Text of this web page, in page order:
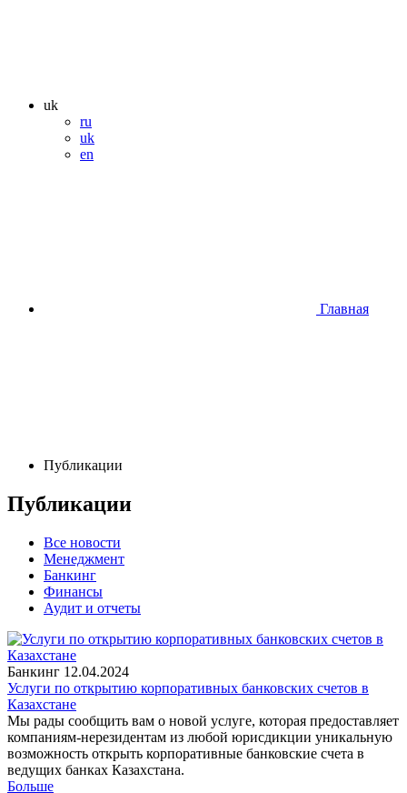
uk
ru
uk
en
Главная
Публикации
Публикации
Все новости
Менеджмент
Банкинг
Финансы
Аудит и отчеты
Банкинг 12.04.2024
Услуги по открытию корпоративных банковских счетов в
Казахстане
Мы рады сообщить вам о новой услуге, которая предоставляет
компаниям-нерезидентам из любой юрисдикции уникальную
возможность открыть корпоративные банковские счета в
ведущих банках Казахстана.
Больше